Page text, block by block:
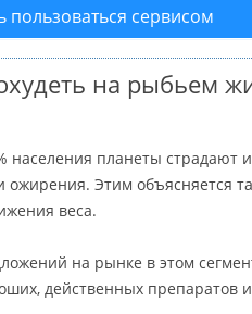
пользоваться сервисом
на рыбьем
планеты страдают
ожирения. Этим объясняется
веса.
на рынке в этом
действенных препаратов